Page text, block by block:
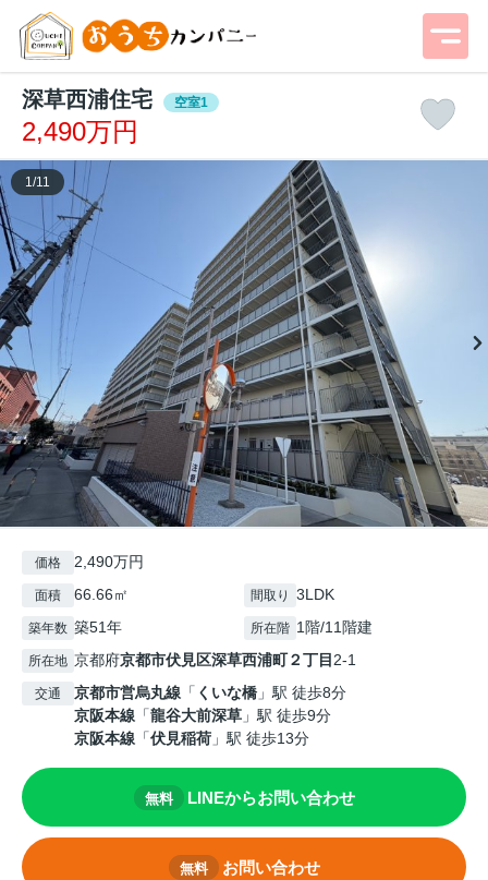
深草西浦住宅 空室1
2,490万円
1 /11
価格 2,490万円
面積 66.66㎡ 間取り 3LDK
築年数 築51年 所在階 1階/11階建
所在地 京都府京都市伏見区深草西浦町２丁目 2-1
交通 京都市営烏丸線 「 くいな橋 」駅 徒歩8分
京阪本線 「龍谷大前深草 」駅 徒歩9分
京阪本線 「伏見稲荷 」駅 徒歩13分
無料 LINEからお問い合わせ
無料 お問い合わせ